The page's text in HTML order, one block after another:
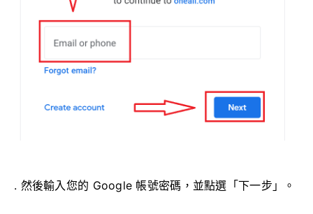
. 然後輸入您的 Google 帳號密碼，並點選「下一步」。